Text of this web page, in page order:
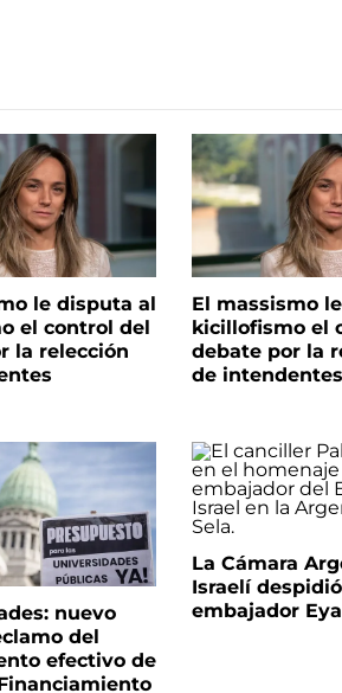
le disputa al
el control del
la relección
El massismo
kicillofismo el
debate por la
de intendentes
nuevo
del
efectivo de
La Cámara
Israelí
embajador